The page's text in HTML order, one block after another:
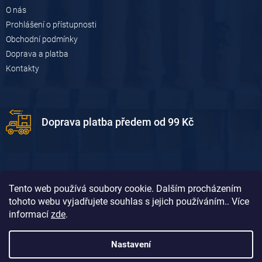
Tento web používá soubory cookie. Dalším procházením
tohoto webu vyjadřujete souhlas s jejich používáním.. Více
informací zde.
Nastavení
O nás
Prohlášení o přístupnosti
Obchodní podmínky
Doprava a platba
Kontakty
Doprava platba předem od 99 Kč
Doprava platba dobírkou od 119 Kč